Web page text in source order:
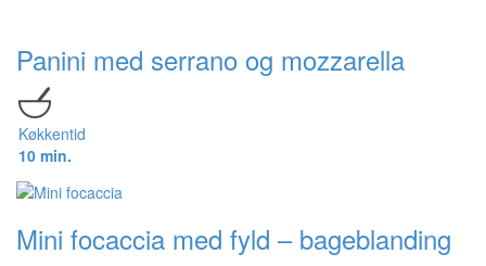
Panini med serrano og mozzarella
Køkkentid
10 min.
Mini focaccia med fyld – bageblanding